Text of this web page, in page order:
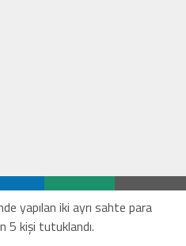
yapılan iki ayrı sahte para
5 kişi tutuklandı.